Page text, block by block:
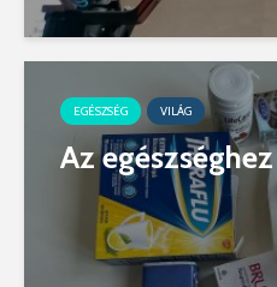
EGÉSZSÉG VILÁG
Az